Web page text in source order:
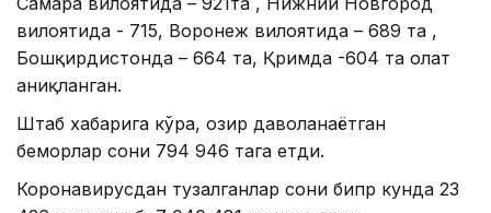
вилоятида - 715, Воронеж вилоятида – 689 та ,
Бошқирдистонда – 664 та, Қримда -604 та ҳолат
аниқланган.
Штаб хабарига кўра, ҳозир даволанаётган
беморлар сони 794 946 тага етди.
Коронавирусдан тузалганлар сони бипр кунда 23